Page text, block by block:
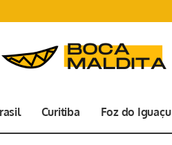
Curitiba Foz do Iguaçu